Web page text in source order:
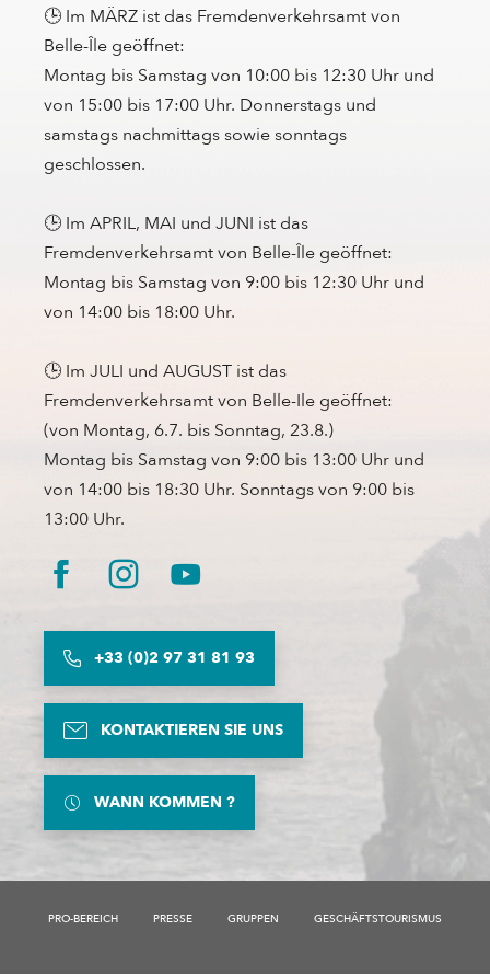
Service
🕒 Im MÄRZ ist das Fremdenverkehrsamt von
Belle-Île geöffnet:
Montag bis Samstag von 10:00 bis 12:30 Uhr und
von 15:00 bis 17:00 Uhr. Donnerstags und
samstags nachmittags sowie sonntags
geschlossen.
🕒 Im APRIL, MAI und JUNI ist das
Fremdenverkehrsamt von Belle-Île geöffnet:
Montag bis Samstag von 9:00 bis 12:30 Uhr und
von 14:00 bis 18:00 Uhr.
🕒 Im JULI und AUGUST ist das
Fremdenverkehrsamt von Belle-Ile geöffnet:
(von Montag, 6.7. bis Sonntag, 23.8.)
Montag bis Samstag von 9:00 bis 13:00 Uhr und
von 14:00 bis 18:30 Uhr. Sonntags von 9:00 bis
13:00 Uhr.
+33 (0)2 97 31 81 93
KONTAKTIEREN SIE UNS
WANN KOMMEN ?
PRO-BEREICH PRESSE GRUPPEN GESCHÄFTSTOURISMUS